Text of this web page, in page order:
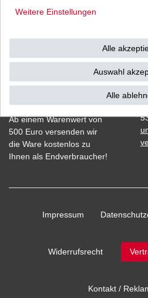
Ab einem Warenwert von
500 Euro versenden wir
die Ware kostenlos zu
Ihnen als Endverbraucher!
Impressum
Widerrufs­recht
Kontakt /
Weitere Einstellungen
Alle
Auswahl
Alle